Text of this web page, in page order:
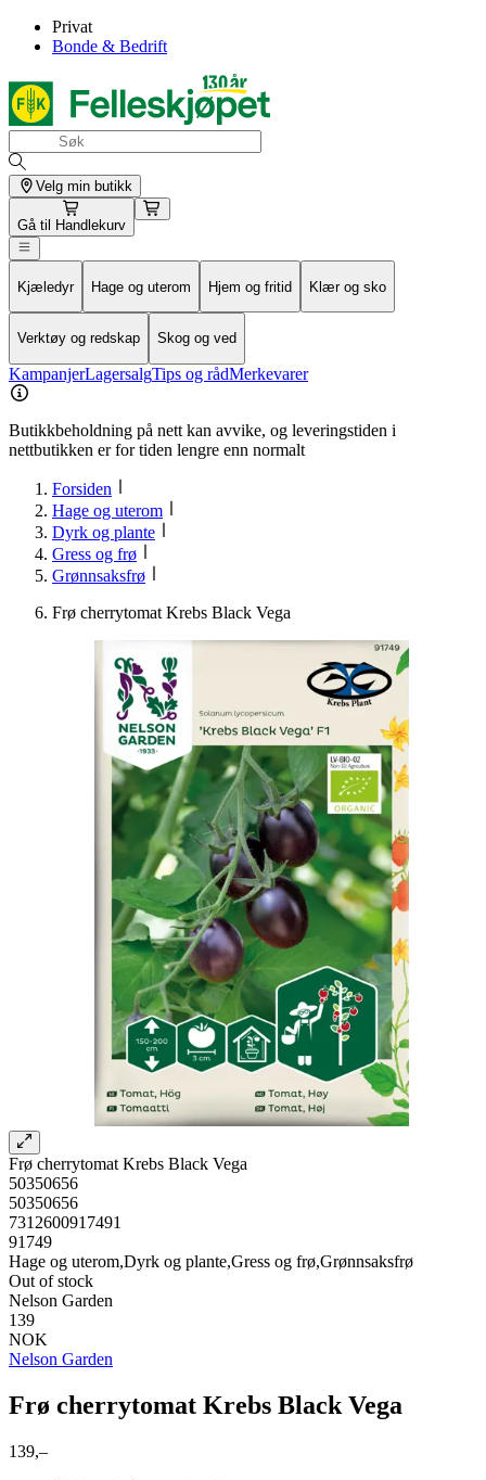
Privat
Bonde & Bedrift
Velg min butikk
Gå til Handlekurv
Kjæledyr Hage og uterom Hjem og fritid Klær og sko
Verktøy og redskap Skog og ved
KampanjerLagersalgTips og rådMerkevarer
Butikkbeholdning på nett kan avvike, og leveringstiden i
nettbutikken er for tiden lengre enn normalt
Forsiden
Hage og uterom
Dyrk og plante
Gress og frø
Grønnsaksfrø
Frø cherrytomat Krebs Black Vega
Frø cherrytomat Krebs Black Vega
50350656
50350656
7312600917491
91749
Hage og uterom,Dyrk og plante,Gress og frø,Grønnsaksfrø
Out of stock
Nelson Garden
139
NOK
Nelson Garden
Frø cherrytomat Krebs Black Vega
139,–